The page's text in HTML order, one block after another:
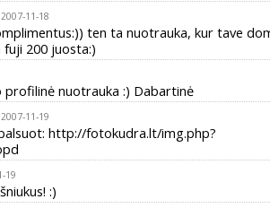
2007-11-18
ten ta nuotrauka, kur tave
200 juosta:)
profilinė nuotrauka :) Dabartinė
2007-11-19
http://fotokudra.lt/img.php?
19
:)